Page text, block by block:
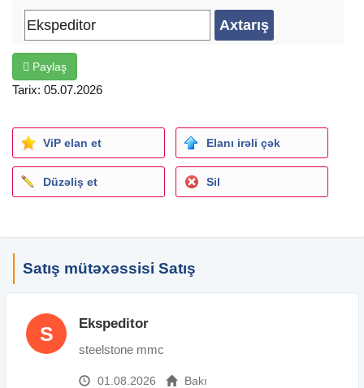
Hər gün təqdimat keçirdiyi müştərilər barədə hesabat
vermək.
Əmək haqqı: 700 AZN
Paylaş
Tarix: 05.07.2026
ViP elan et Elanı irəli çək
Düzəliş et Sil
Satış mütəxəssisi Satış
S Ekspeditor
steelstone mmc
01.08.2026 Bakı